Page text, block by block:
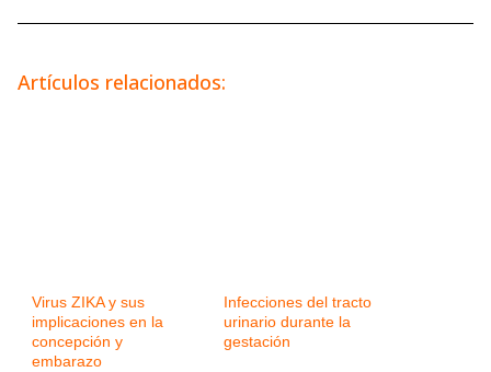
Artículos relacionados:
Virus ZIKA y sus
implicaciones en la
concepción y
embarazo
Infecciones del tracto
urinario durante la
gestación